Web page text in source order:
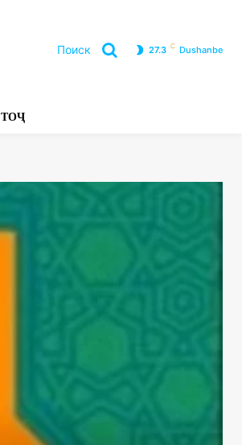
Поиск 27.3 C Dushanbe
ТОҶ